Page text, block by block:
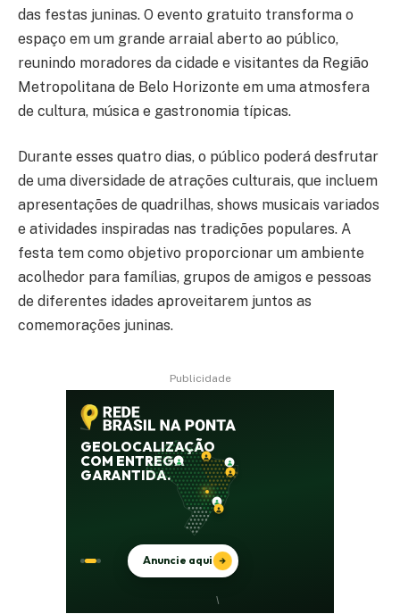
das festas juninas. O evento gratuito transforma o
espaço em um grande arraial aberto ao público,
reunindo moradores da cidade e visitantes da Região
Metropolitana de Belo Horizonte em uma atmosfera
de cultura, música e gastronomia típicas.
Durante esses quatro dias, o público poderá desfrutar
de uma diversidade de atrações culturais, que incluem
apresentações de quadrilhas, shows musicais variados
e atividades inspiradas nas tradições populares. A
festa tem como objetivo proporcionar um ambiente
acolhedor para famílias, grupos de amigos e pessoas
de diferentes idades aproveitarem juntos as
comemorações juninas.
Publicidade